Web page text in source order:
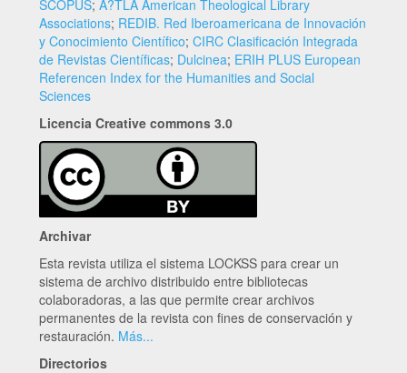
SCOPUS; A?TLA American Theological Library
Associations; REDIB. Red Iberoamericana de Innovación
y Conocimiento Científico; CIRC Clasificación Integrada
de Revistas Científicas; Dulcinea; ERIH PLUS European
Referencen Index for the Humanities and Social
Sciences
Licencia Creative commons 3.0
Archivar
Esta revista utiliza el sistema LOCKSS para crear un
sistema de archivo distribuido entre bibliotecas
colaboradoras, a las que permite crear archivos
permanentes de la revista con fines de conservación y
restauración. Más...
Directorios